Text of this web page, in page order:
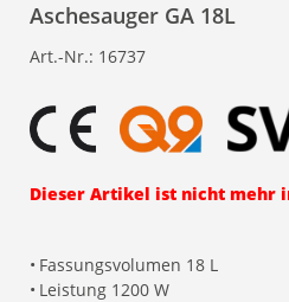
Aschesauger GA 18L
Art.-Nr.: 16737
Dieser Artikel ist nicht mehr
• Fassungsvolumen 18 L
• Leistung 1200 W